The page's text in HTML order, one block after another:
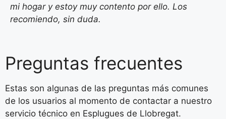
mi hogar y estoy muy contento por ello. Los
recomiendo, sin duda.
Preguntas frecuentes
Estas son algunas de las preguntas más comunes
de los usuarios al momento de contactar a nuestro
servicio técnico en Esplugues de Llobregat.